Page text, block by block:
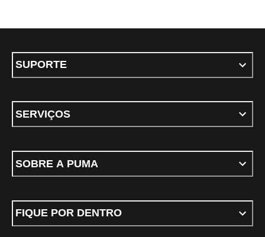
SUPORTE
SERVIÇOS
SOBRE A PUMA
FIQUE POR DENTRO